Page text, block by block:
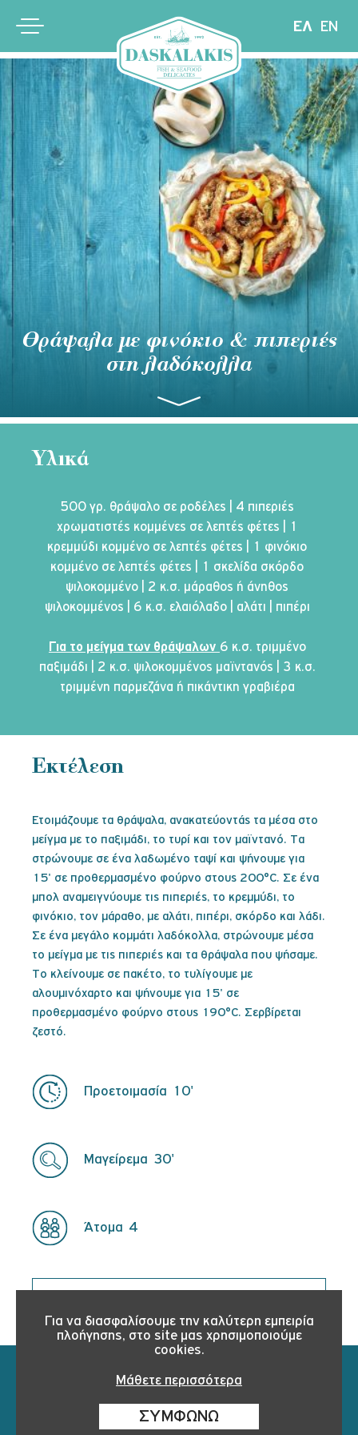
ΕΛ EN
Θράψαλα με φινόκιο & πιπεριές
στη λαδόκολλα
Υλικά
500 γρ. θράψαλο σε ροδέλες | 4 πιπεριές
χρωματιστές κομμένες σε λεπτές φέτες | 1
κρεμμύδι κομμένο σε λεπτές φέτες | 1 φινόκιο
κομμένο σε λεπτές φέτες | 1 σκελίδα σκόρδο
ψιλοκομμένο | 2 κ.σ. μάραθος ή άνηθος
ψιλοκομμένος | 6 κ.σ. ελαιόλαδο | αλάτι | πιπέρι
Για το μείγμα των θράψαλων 6 κ.σ. τριμμένο
παξιμάδι | 2 κ.σ. ψιλοκομμένος μαϊντανός | 3 κ.σ.
τριμμένη παρμεζάνα ή πικάντικη γραβιέρα
Για να διασφαλίσουμε την καλύτερη εμπειρία
πλοήγησης, στο site μας χρησιμοποιούμε
cookies.
Μάθετε περισσότερα
ΣΥΜΦΩΝΩ
Προετοιμασία 10'
Μαγείρεμα 30'
Άτομα 4
Εκτέλεση
Ετοιμάζουμε τα θράψαλα, ανακατεύοντάς τα μέσα στο
μείγμα με το παξιμάδι, το τυρί και τον μαϊντανό. Τα
στρώνουμε σε ένα λαδωμένο ταψί και ψήνουμε για
15' σε προθερμασμένο φούρνο στους 200°C. Σε ένα
μπολ αναμειγνύουμε τις πιπεριές, το κρεμμύδι, το
φινόκιο, τον μάραθο, με αλάτι, πιπέρι, σκόρδο και λάδι.
Σε ένα μεγάλο κομμάτι λαδόκολλα, στρώνουμε μέσα
το μείγμα με τις πιπεριές και τα θράψαλα που ψήσαμε.
Το κλείνουμε σε πακέτο, το τυλίγουμε με
αλουμινόχαρτο και ψήνουμε για 15' σε
προθερμασμένο φούρνο στους 190°C. Σερβίρεται
ζεστό.
ΕΠΙΣΤΡΟΦΗ
© 2021 - 2026 Daskalakis Frozen